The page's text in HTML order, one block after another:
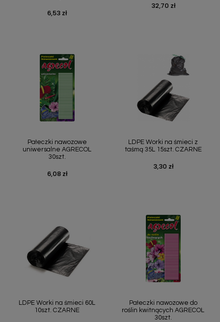
Cena
6,53 zł
Cena
32,70 zł
Pałeczki nawozowe
uniwersalne AGRECOL
30szt.
Cena
6,08 zł
LDPE Worki na śmieci z
taśmą 35L 15szt. CZARNE
Cena
3,30 zł
LDPE Worki na śmieci 60L
10szt. CZARNE
Pałeczki nawozowe do
roślin kwitnących AGRECOL
30szt.